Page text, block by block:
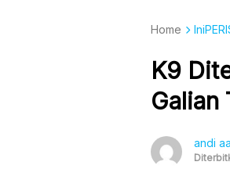
Home
K9
Galian
andi aa